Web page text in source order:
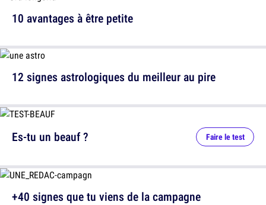
10 avantages à être petite
12 signes astrologiques du meilleur au pire
Es-tu un beauf ? Faire le test
+40 signes que tu viens de la campagne